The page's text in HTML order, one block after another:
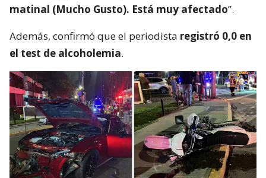
matinal (Mucho Gusto). Está muy afectado”.
Además, confirmó que el periodista registró 0,0 en
el test de alcoholemia.